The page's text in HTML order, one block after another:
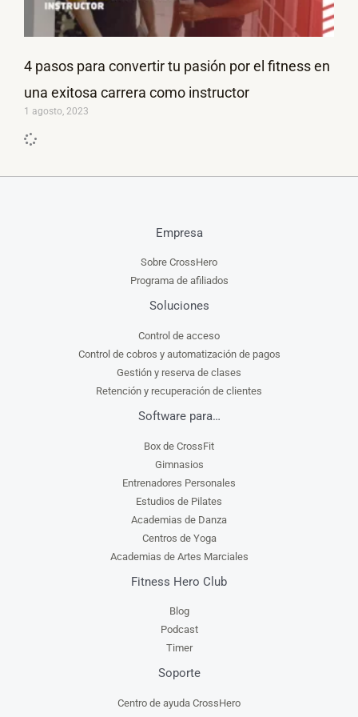
4 pasos para convertir tu pasión por el fitness en
una exitosa carrera como instructor
1 agosto, 2023
Empresa
Sobre CrossHero
Programa de afiliados
Soluciones
Control de acceso
Control de cobros y automatización de pagos
Gestión y reserva de clases
Retención y recuperación de clientes
Software para…
Box de CrossFit
Gimnasios
Entrenadores Personales
Estudios de Pilates
Academias de Danza
Centros de Yoga
Academias de Artes Marciales
Fitness Hero Club
Blog
Podcast
Timer
Soporte
Centro de ayuda CrossHero